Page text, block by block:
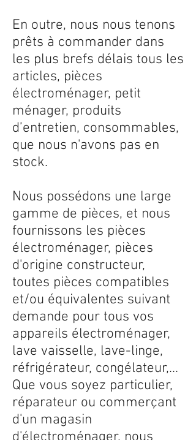
En outre, nous nous tenons
prêts à commander dans
les plus brefs délais tous les
articles, pièces
électroménager, petit
ménager, produits
d’entretien, consommables,
que nous n'avons pas en
stock.
Nous possédons une large
gamme de pièces, et nous
fournissons les pièces
électroménager, pièces
d'origine constructeur,
toutes pièces compatibles
et/ou équivalentes suivant
demande pour tous vos
appareils électroménager,
lave vaisselle, lave-linge,
réfrigérateur, congélateur,...
Que vous soyez particulier,
réparateur ou commerçant
d'un magasin